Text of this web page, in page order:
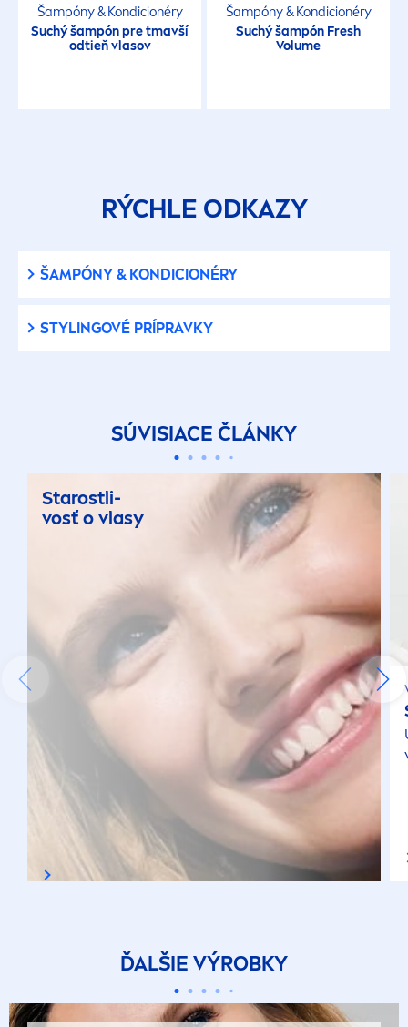
Šampóny & Kondicionéry
Suchý šampón pre tmavší
odtieň vlasov
Šampóny & Kondicionéry
Suchý šampón Fresh
Volume
RÝCHLE ODKAZY
ŠAMPÓNY & KONDICIONÉRY
STYLINGOVÉ PRÍPRAVKY
SÚVISIACE ČLÁNKY
Starostli-
vosť o vlasy
ĎALŠIE VÝROBKY